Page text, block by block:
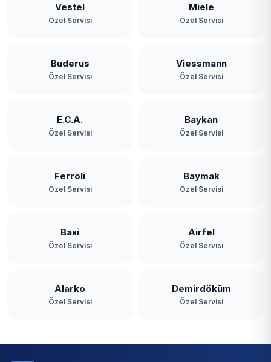
Vestel
Özel Servisi
Miele
Özel Servisi
Buderus
Özel Servisi
Viessmann
Özel Servisi
E.C.A.
Özel Servisi
Baykan
Özel Servisi
Ferroli
Özel Servisi
Baymak
Özel Servisi
Baxi
Özel Servisi
Airfel
Özel Servisi
Alarko
Özel Servisi
Demirdöküm
Özel Servisi